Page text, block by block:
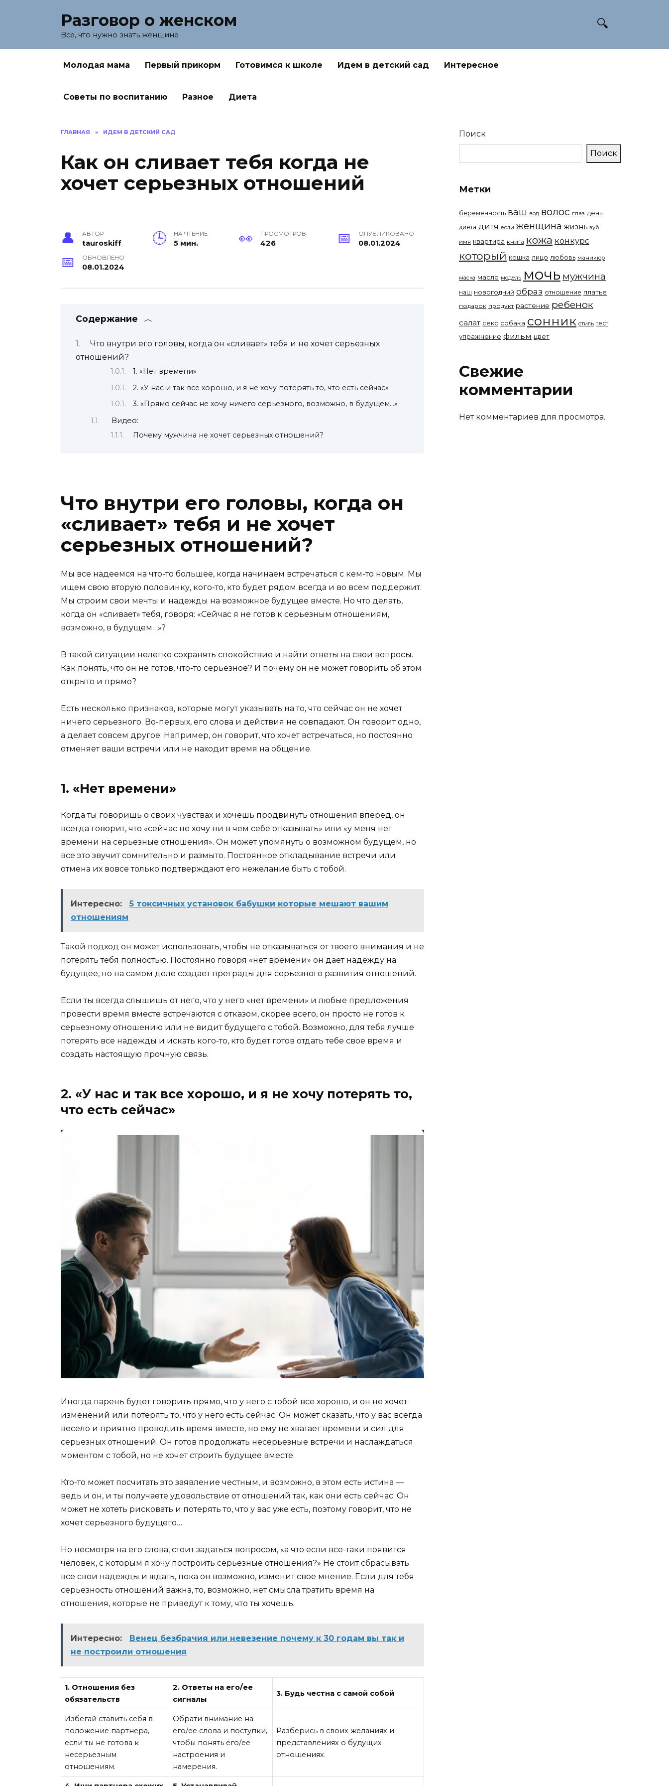
Разговор о женском
Все, что нужно знать женщине
Молодая мама Первый прикорм Готовимся к школе Идем в детский сад Интересное
Советы по воспитанию Разное Диета
ГЛАВНАЯ » ИДЕМ В ДЕТСКИЙ САД
Как он сливает тебя когда не
хочет серьезных отношений
АВТОР
tauroskiff
НА ЧТЕНИЕ
5 мин.
ПРОСМОТРОВ
426
ОПУБЛИКОВАНО
08.01.2024
ОБНОВЛЕНО
08.01.2024
Содержание
Что внутри его головы, когда он «сливает» тебя и не хочет серьезных
отношений?
1. «Нет времени»
2. «У нас и так все хорошо, и я не хочу потерять то, что есть сейчас»
3. «Прямо сейчас не хочу ничего серьезного, возможно, в будущем…»
Видео:
Почему мужчина не хочет серьезных отношений?
Что внутри его головы, когда он
«сливает» тебя и не хочет
серьезных отношений?
Мы все надеемся на что-то большее, когда начинаем встречаться с кем-то новым. Мы
ищем свою вторую половинку, кого-то, кто будет рядом всегда и во всем поддержит.
Мы строим свои мечты и надежды на возможное будущее вместе. Но что делать,
когда он «сливает» тебя, говоря: «Сейчас я не готов к серьезным отношениям,
возможно, в будущем…»?
В такой ситуации нелегко сохранять спокойствие и найти ответы на свои вопросы.
Как понять, что он не готов, что-то серьезное? И почему он не может говорить об этом
открыто и прямо?
Есть несколько признаков, которые могут указывать на то, что сейчас он не хочет
ничего серьезного. Во-первых, его слова и действия не совпадают. Он говорит одно,
а делает совсем другое. Например, он говорит, что хочет встречаться, но постоянно
отменяет ваши встречи или не находит время на общение.
1. «Нет времени»
Когда ты говоришь о своих чувствах и хочешь продвинуть отношения вперед, он
всегда говорит, что «сейчас не хочу ни в чем себе отказывать» или «у меня нет
времени на серьезные отношения». Он может упомянуть о возможном будущем, но
все это звучит сомнительно и размыто. Постоянное откладывание встречи или
отмена их вовсе только подтверждают его нежелание быть с тобой.
Интересно:
5 токсичных установок бабушки которые мешают вашим
отношениям
Такой подход он может использовать, чтобы не отказываться от твоего внимания и не
потерять тебя полностью. Постоянно говоря «нет времени» он дает надежду на
будущее, но на самом деле создает преграды для серьезного развития отношений.
Если ты всегда слышишь от него, что у него «нет времени» и любые предложения
провести время вместе встречаются с отказом, скорее всего, он просто не готов к
серьезному отношению или не видит будущего с тобой. Возможно, для тебя лучше
потерять все надежды и искать кого-то, кто будет готов отдать тебе свое время и
создать настоящую прочную связь.
2. «У нас и так все хорошо, и я не хочу потерять то,
что есть сейчас»
Иногда парень будет говорить прямо, что у него с тобой все хорошо, и он не хочет
изменений или потерять то, что у него есть сейчас. Он может сказать, что у вас всегда
весело и приятно проводить время вместе, но ему не хватает времени и сил для
серьезных отношений. Он готов продолжать несерьезные встречи и наслаждаться
моментом с тобой, но не хочет строить будущее вместе.
Кто-то может посчитать это заявление честным, и возможно, в этом есть истина —
ведь и он, и ты получаете удовольствие от отношений так, как они есть сейчас. Он
может не хотеть рисковать и потерять то, что у вас уже есть, поэтому говорит, что не
хочет серьезного будущего…
Но несмотря на его слова, стоит задаться вопросом, «а что если все-таки появится
человек, с которым я хочу построить серьезные отношения?» Не стоит сбрасывать
все свои надежды и ждать, пока он возможно, изменит свое мнение. Если для тебя
серьезность отношений важна, то, возможно, нет смысла тратить время на
отношения, которые не приведут к тому, что ты хочешь.
Интересно:
Венец безбрачия или невезение почему к 30 годам вы так и
не построили отношения
1. Отношения без
обязательств
2. Ответы на его/ее
сигналы
3. Будь честна с самой собой
Избегай ставить себя в
положение партнера,
если ты не готова к
несерьезным
отношениям.
Обрати внимание на
его/ее слова и поступки,
чтобы понять его/ее
настроения и
намерения.
Разберись в своих желаниях и
представлениях о будущих
отношениях.
Поиск
Поиск
Метки
беременность ваш вод волос глаз день
диета дитя если женщина жизнь зуб
имя квартира книга кожа конкурс
который кошка лицо любовь маникюр
маска масло модель мочь мужчина
наш новогодний образ отношение платье
подарок продукт растение ребенок
салат секс собака сонник стиль тест
упражнение фильм цвет
Свежие
комментарии
Нет комментариев для просмотра.